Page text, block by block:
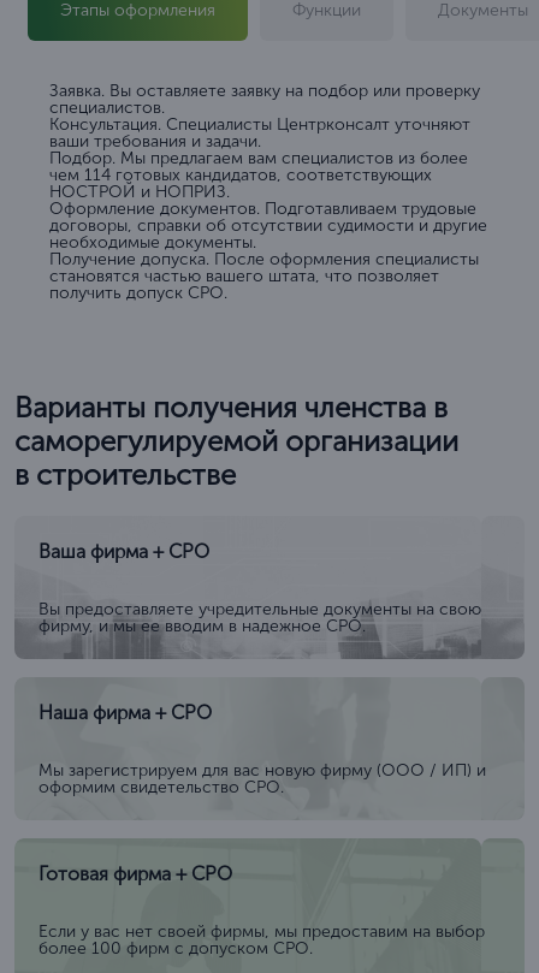
Этапы оформления Функции Документы
Заявка. Вы оставляете заявку на подбор или проверку
специалистов.
Консультация. Специалисты Центрконсалт уточняют
ваши требования и задачи.
Подбор. Мы предлагаем вам специалистов из более
чем 114 готовых кандидатов, соответствующих
НОСТРОЙ и НОПРИЗ.
Оформление документов. Подготавливаем трудовые
договоры, справки об отсутствии судимости и другие
необходимые документы.
Получение допуска. После оформления специалисты
становятся частью вашего штата, что позволяет
получить допуск СРО.
Варианты получения членства в
саморегулируемой организации
в строительстве
Ваша фирма + СРО
Вы предоставляете учредительные документы на свою
фирму, и мы ее вводим в надежное СРО.
Наша фирма + СРО
Мы зарегистрируем для вас новую фирму (ООО / ИП) и
оформим свидетельство СРО.
Готовая фирма + СРО
Если у вас нет своей фирмы, мы предоставим на выбор
более 100 фирм с допуском СРО.